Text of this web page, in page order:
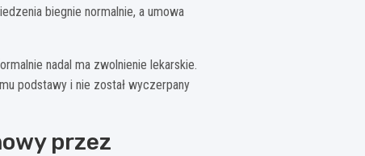
biegnie normalnie, a umowa
nadal ma zwolnienie lekarskie.
podstawy i nie został wyczerpany
przez